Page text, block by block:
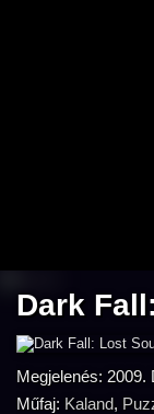
Dark
Megjelenés: 2009.
Műfaj: Kaland,